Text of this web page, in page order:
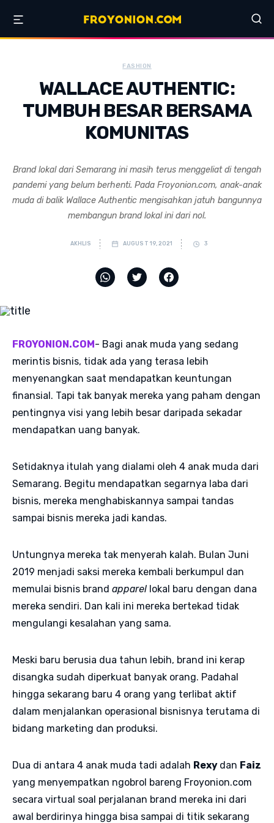
FASHION
WALLACE AUTHENTIC:
TUMBUH BESAR BERSAMA
KOMUNITAS
Brand lokal dari Semarang ini masih terus menggeliat di tengah
pandemi yang belum berhenti. Pada Froyonion.com, anak-anak
muda di balik Wallace Authentic mengisahkan jatuh bangunnya
membangun brand lokal ini dari nol.
AKHLIS AUGUST 19, 2021 3
FROYONION.COM- Bagi anak muda yang sedang
merintis bisnis, tidak ada yang terasa lebih
menyenangkan saat mendapatkan keuntungan
finansial. Tapi tak banyak mereka yang paham dengan
pentingnya visi yang lebih besar daripada sekadar
mendapatkan uang banyak.
Setidaknya itulah yang dialami oleh 4 anak muda dari
Semarang. Begitu mendapatkan segarnya laba dari
bisnis, mereka menghabiskannya sampai tandas
sampai bisnis mereka jadi kandas.
Untungnya mereka tak menyerah kalah. Bulan Juni
2019 menjadi saksi mereka kembali berkumpul dan
memulai bisnis brand apparel lokal baru dengan dana
mereka sendiri. Dan kali ini mereka bertekad tidak
mengulangi kesalahan yang sama.
Meski baru berusia dua tahun lebih, brand ini kerap
disangka sudah diperkuat banyak orang. Padahal
hingga sekarang baru 4 orang yang terlibat aktif
dalam menjalankan operasional bisnisnya terutama di
bidang marketing dan produksi.
Dua di antara 4 anak muda tadi adalah Rexy dan Faiz
yang menyempatkan ngobrol bareng Froyonion.com
secara virtual soal perjalanan brand mereka ini dari
awal berdirinya hingga bisa sampai di titik sekarang